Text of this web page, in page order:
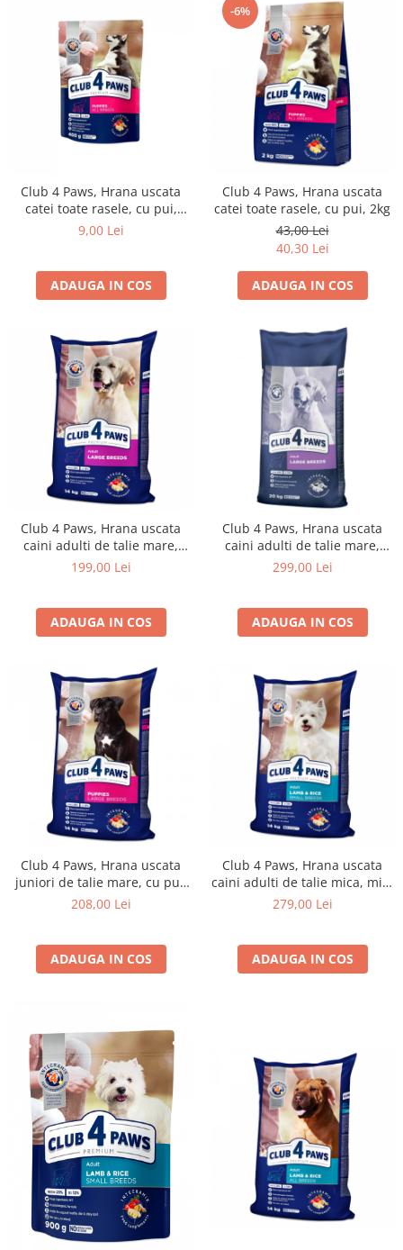
Club 4 Paws, Hrana uscata
catei toate rasele, cu pui,
400g
9,00 Lei
ADAUGA IN COS
-6%
Club 4 Paws, Hrana uscata
catei toate rasele, cu pui, 2kg
43,00 Lei
40,30 Lei
ADAUGA IN COS
Club 4 Paws, Hrana uscata
caini adulti de talie mare,
14kg
199,00 Lei
ADAUGA IN COS
Club 4 Paws, Hrana uscata
caini adulti de talie mare,
20kg
299,00 Lei
ADAUGA IN COS
Club 4 Paws, Hrana uscata
juniori de talie mare, cu pui,
14kg
208,00 Lei
ADAUGA IN COS
Club 4 Paws, Hrana uscata
caini adulti de talie mica, miel
si orez, 14kg
279,00 Lei
ADAUGA IN COS